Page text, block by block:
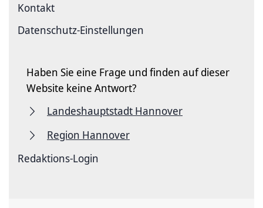
Kontakt
Datenschutz-Einstellungen
Haben Sie eine Frage und finden auf dieser
Website keine Antwort?
Landeshauptstadt Hannover
Region Hannover
Redaktions-Login